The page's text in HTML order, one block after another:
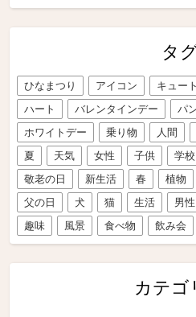
タ
ひなまつり アイコン キュート
ハート
バレンタインデー パ
ホワイトデー
乗り物 人間
夏
天気 女性 子供 学校
敬老の日
新生活 春 植物
父の日
犬 猫 生活 男性
趣味
風景 食べ物 飲み会
カテゴ